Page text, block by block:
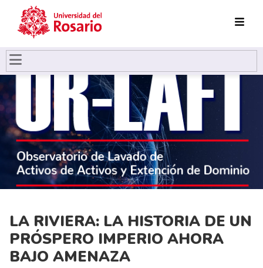
Pasar al contenido principal
LA RIVIERA: LA HISTORIA DE UN
PRÓSPERO IMPERIO AHORA
BAJO AMENAZA